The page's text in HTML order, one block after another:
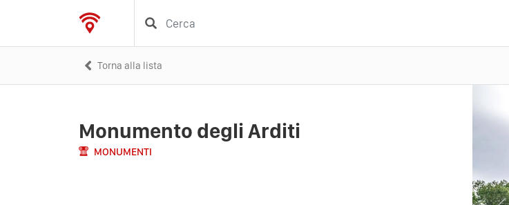
Torna alla lista
Monumento degli Arditi
MONUMENTI